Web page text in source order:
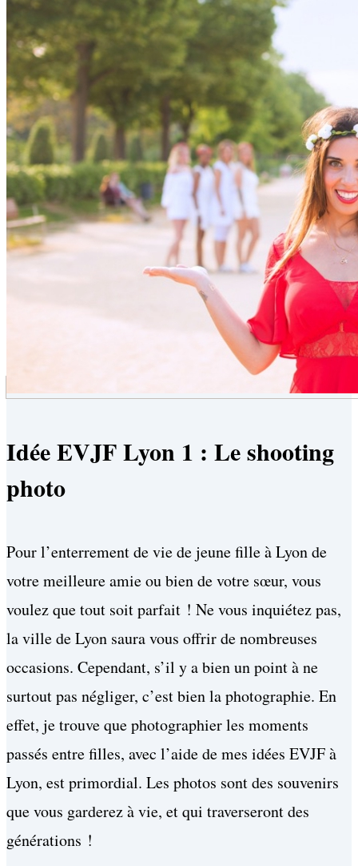
Idée EVJF Lyon 1 : Le shooting
photo
Pour l’enterrement de vie de jeune fille à Lyon de
votre meilleure amie ou bien de votre sœur, vous
voulez que tout soit parfait ! Ne vous inquiétez pas,
la ville de Lyon saura vous offrir de nombreuses
occasions. Cependant, s’il y a bien un point à ne
surtout pas négliger, c’est bien la photographie. En
effet, je trouve que photographier les moments
passés entre filles, avec l’aide de mes idées EVJF à
Lyon, est primordial. Les photos sont des souvenirs
que vous garderez à vie, et qui traverseront des
générations !